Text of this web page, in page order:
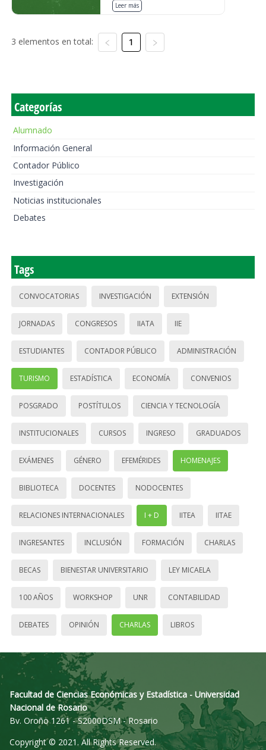
Leer más
3 elementos en total: 1
Categorías
Alumnado
Información General
Contador Público
Investigación
Noticias institucionales
Debates
Tags
CONVOCATORIAS INVESTIGACIÓN EXTENSIÓN
JORNADAS CONGRESOS IIATA IIE
ESTUDIANTES CONTADOR PÚBLICO ADMINISTRACIÓN
TURISMO ESTADÍSTICA ECONOMÍA CONVENIOS
POSGRADO POSTÍTULOS CIENCIA Y TECNOLOGÍA
INSTITUCIONALES CURSOS INGRESO GRADUADOS
EXÁMENES GÉNERO EFEMÉRIDES HOMENAJES
BIBLIOTECA DOCENTES NODOCENTES
RELACIONES INTERNACIONALES I + D IITEA IITAE
INGRESANTES INCLUSIÓN FORMACIÓN CHARLAS
BECAS BIENESTAR UNIVERSITARIO LEY MICAELA
100 AÑOS WORKSHOP UNR CONTABILIDAD
DEBATES OPINIÓN CHARLAS LIBROS
Facultad de Ciencias Económicas y Estadística - Universidad
Nacional de Rosario
Bv. Oroño 1261 - S2000DSM - Rosario
Copyright © 2021. All Rights Reserved.